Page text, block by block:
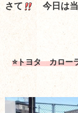
さて 今日は
⭐トヨタ カロー